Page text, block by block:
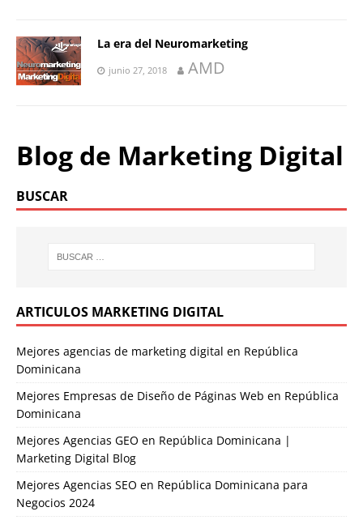
La era del Neuromarketing
junio 27, 2018 AMD
Blog de Marketing Digital
BUSCAR
ARTICULOS MARKETING DIGITAL
Mejores agencias de marketing digital en República
Dominicana
Mejores Empresas de Diseño de Páginas Web en República
Dominicana
Mejores Agencias GEO en República Dominicana |
Marketing Digital Blog
Mejores Agencias SEO en República Dominicana para
Negocios 2024